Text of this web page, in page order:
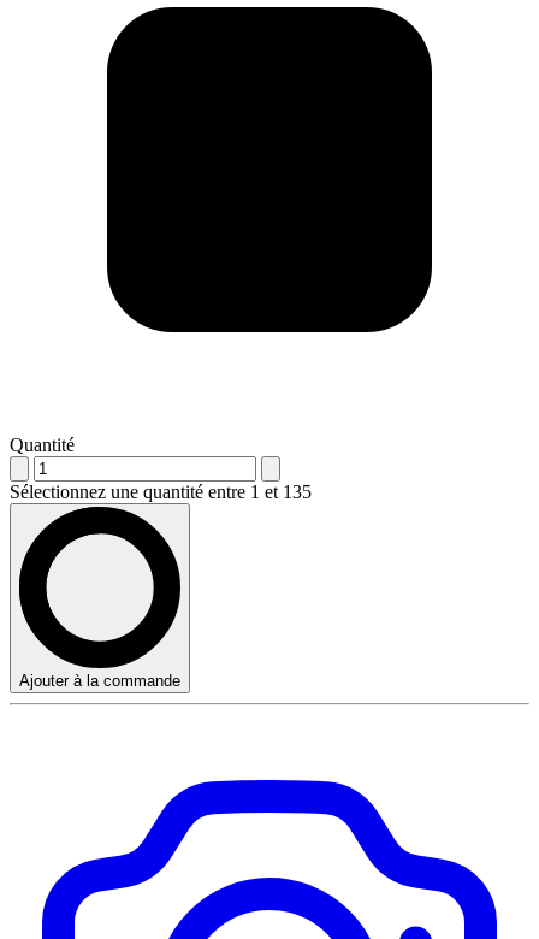
Quantité
Sélectionnez une quantité entre 1 et 135
Ajouter à la commande